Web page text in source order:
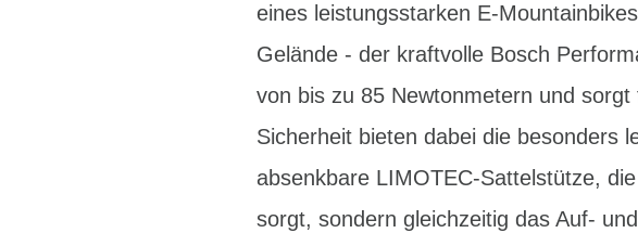
eines leistungsstarken E-
Gelände - der kraftvolle Bosch
von bis zu 85 Newtonmetern und
Sicherheit bieten dabei die besonders
absenkbare LIMOTEC-Sattelstütze,
sorgt, sondern gleichzeitig das Auf-